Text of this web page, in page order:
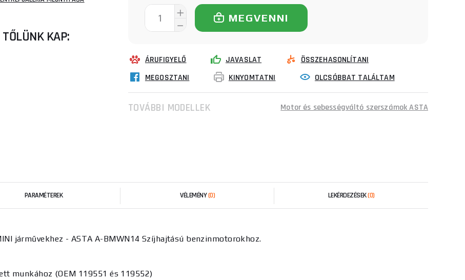
KAP:
MEGVENNI
ÁRUFIGYELŐ JAVASLAT
ÖSSZEHASONLÍTANI
MEGOSZTANI
KINYOMTATNI OLCSÓBBAT TALÁLTAM
TOVÁBBI MODELLEK Motor és sebességváltó szerszámok ASTA
PARAMÉTEREK VÉLEMÉNY(0) LEKÉRDEZÉSEK(0)
járművekhez - ASTA A-BMWN14 Szíjhajtású benzinmotorokhoz.
munkához (OEM 119551 és 119552)